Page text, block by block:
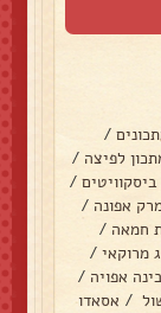
/
לפיצה /
/
אפונה /
חמאה /
מרוקאי /
אפויה /
/ אסאדו